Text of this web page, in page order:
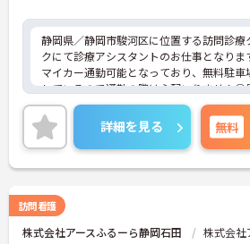
静岡県／静岡市駿河区に位置する訪問診療
クにて診療アシスタントのお仕事となりま
マイカー通勤可能となっており、無料駐車
しているので通勤の際は心配いりません◎
与のある充実した待遇となっており、とて
いのある環境となっております♪
ご興味ある方は面接ポイントをお伝えしま
お気軽にお問い合わせください♪
詳細を見る 無料
訪問看護
株式会社アースふるーら静岡石田 株式会社